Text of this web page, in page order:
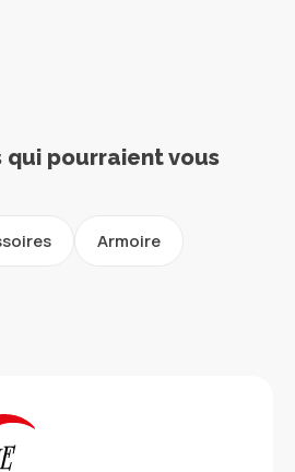
qui pourraient vous
Armoire